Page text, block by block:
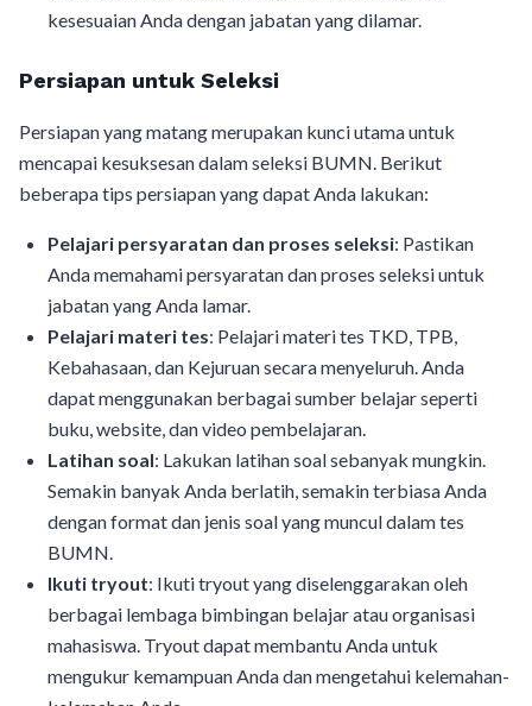
kesesuaian Anda dengan jabatan yang dilamar.
Persiapan untuk Seleksi
Persiapan yang matang merupakan kunci utama untuk
mencapai kesuksesan dalam seleksi BUMN. Berikut
beberapa tips persiapan yang dapat Anda lakukan:
Pelajari persyaratan dan proses seleksi: Pastikan
Anda memahami persyaratan dan proses seleksi untuk
jabatan yang Anda lamar.
Pelajari materi tes: Pelajari materi tes TKD, TPB,
Kebahasaan, dan Kejuruan secara menyeluruh. Anda
dapat menggunakan berbagai sumber belajar seperti
buku, website, dan video pembelajaran.
Latihan soal: Lakukan latihan soal sebanyak mungkin.
Semakin banyak Anda berlatih, semakin terbiasa Anda
dengan format dan jenis soal yang muncul dalam tes
BUMN.
Ikuti tryout: Ikuti tryout yang diselenggarakan oleh
berbagai lembaga bimbingan belajar atau organisasi
mahasiswa. Tryout dapat membantu Anda untuk
mengukur kemampuan Anda dan mengetahui kelemahan-